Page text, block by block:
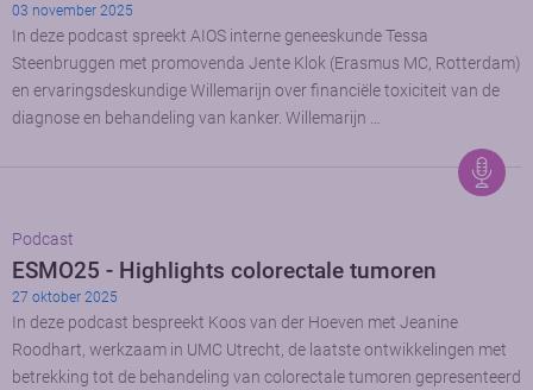
03 november 2025
In deze podcast spreekt AIOS interne geneeskunde Tessa
Steenbruggen met promovenda Jente Klok (Erasmus MC, Rotterdam)
en ervaringsdeskundige Willemarijn over financiële toxiciteit van de
diagnose en behandeling van kanker. Willemarijn …
Podcast
ESMO25 - Highlights colorectale tumoren
27 oktober 2025
In deze podcast bespreekt Koos van der Hoeven met Jeanine
Roodhart, werkzaam in UMC Utrecht, de laatste ontwikkelingen met
betrekking tot de behandeling van colorectale tumoren gepresenteerd